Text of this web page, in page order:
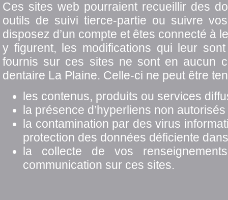
Ces sites web pourraient recueillir des
outils de suivi tierce-partie ou suivre
disposez d’un compte et êtes connecté à
y figurent, les modifications qui leur
fournis sur ces sites ne sont en aucun
dentaire La Plaine. Celle‑ci ne peut être
les contenus, produits ou services
la présence d’hyperliens non
la contamination par des virus
protection des données déficiente
la collecte de vos
communication sur ces sites.